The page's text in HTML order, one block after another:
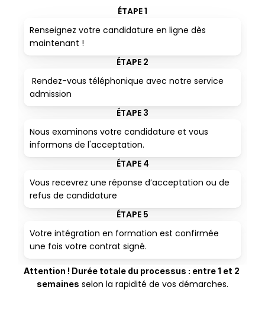
ÉTAPE 1
Renseignez votre candidature en ligne dès
maintenant !
ÉTAPE 2
admission
ÉTAPE 3
Nous examinons votre candidature et vous
informons de l'acceptation.
ÉTAPE 4
Vous recevrez une réponse d’acceptation ou de
refus de candidature
ÉTAPE 5
Votre intégration en formation est confirmée
une fois votre contrat signé.
Attention ! Durée totale du processus : entre 1 et 2
semaines selon la rapidité de vos démarches.